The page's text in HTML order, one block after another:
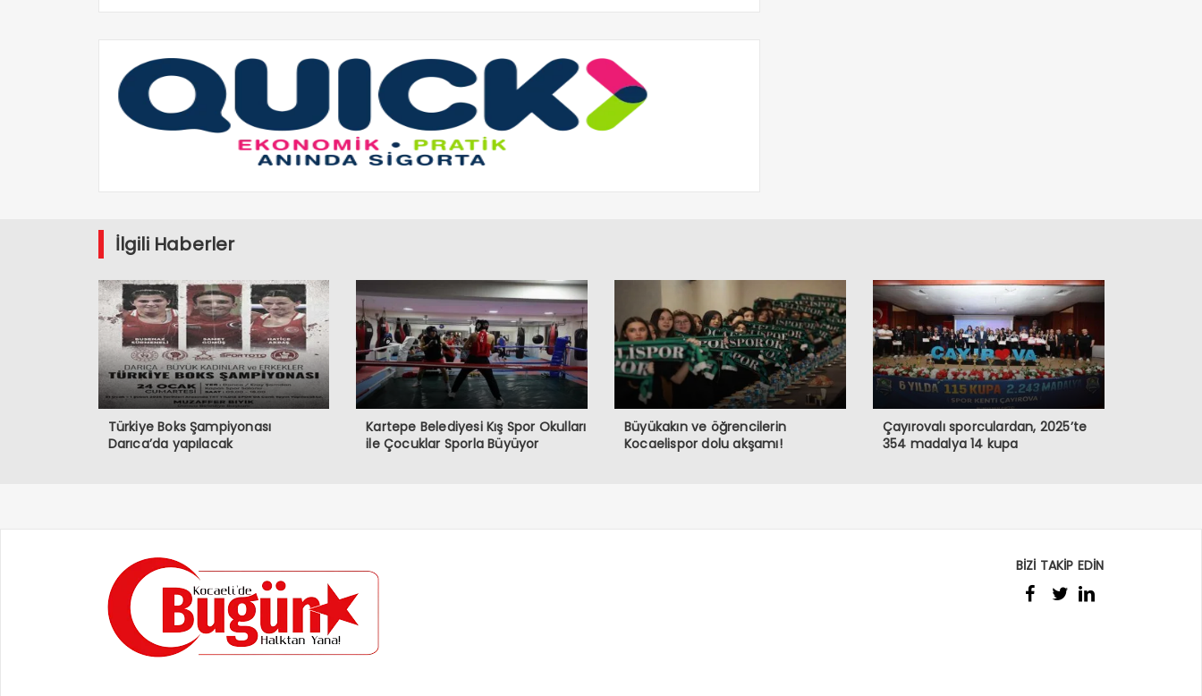
İlgili Haberler
Türkiye Boks Şampiyonası
Darıca’da yapılacak
Kartepe Belediyesi Kış Spor Okulları
ile Çocuklar Sporla Büyüyor
Büyükakın ve öğrencilerin
Kocaelispor dolu akşamı!
Çayırovalı sporculardan, 2025’te
354 madalya 14 kupa
BİZİ TAKİP EDİN